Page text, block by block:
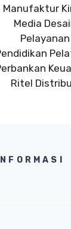
Manufaktur
Media
Pelayanan
Ritel
INFORMASI